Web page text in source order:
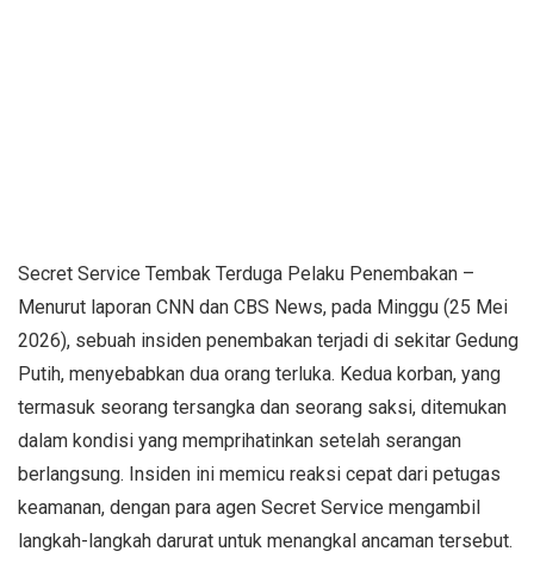
Secret Service Tembak Terduga Pelaku Penembakan –
Menurut laporan CNN dan CBS News, pada Minggu (25 Mei
2026), sebuah insiden penembakan terjadi di sekitar Gedung
Putih, menyebabkan dua orang terluka. Kedua korban, yang
termasuk seorang tersangka dan seorang saksi, ditemukan
dalam kondisi yang memprihatinkan setelah serangan
berlangsung. Insiden ini memicu reaksi cepat dari petugas
keamanan, dengan para agen Secret Service mengambil
langkah-langkah darurat untuk menangkal ancaman tersebut.